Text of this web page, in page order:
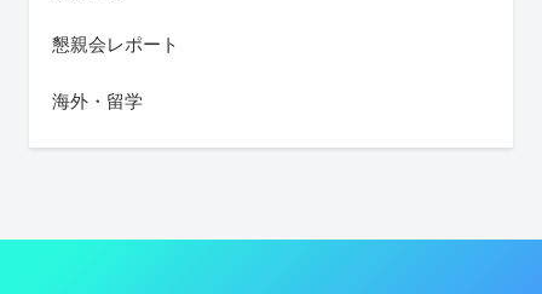
懇親会レポート
海外・留学